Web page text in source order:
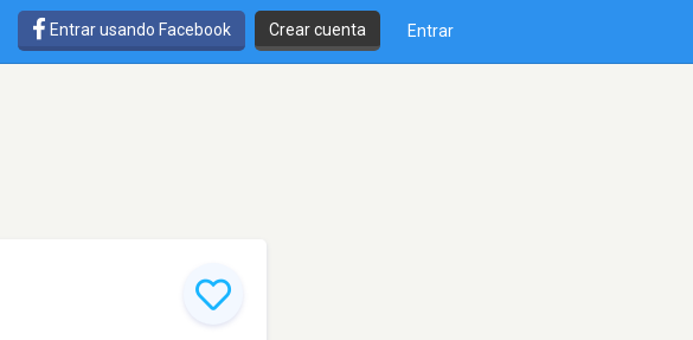
Entrar usando Facebook Crear cuenta Entrar